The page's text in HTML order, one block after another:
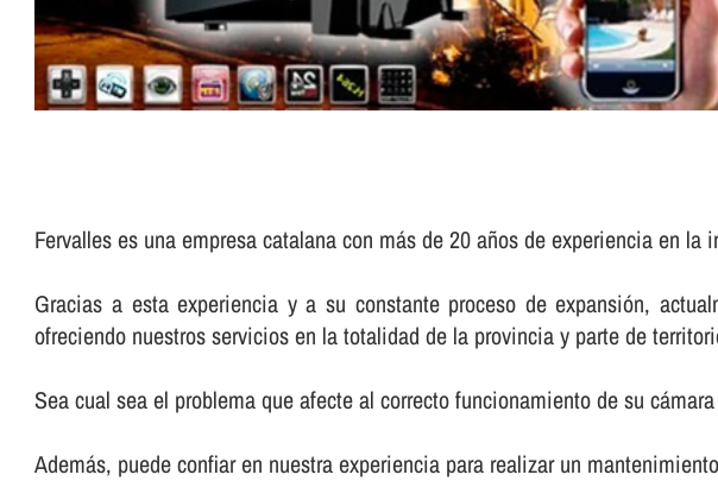
Fervalles es una empresa catalana con más de 20 años de experiencia en
Gracias a esta experiencia y a su constante proceso de expansión,
ofreciendo nuestros servicios en la totalidad de la provincia y parte de
Sea cual sea el problema que afecte al correcto funcionamiento de su
Además, puede confiar en nuestra experiencia para realizar un